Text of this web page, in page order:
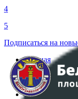
4
5
Подписаться на
Главная
Аукционы
Интернет-
Регламент